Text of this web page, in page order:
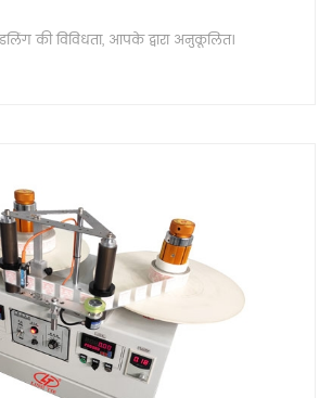
की विविधता, आपके द्वारा अनुकूलित।